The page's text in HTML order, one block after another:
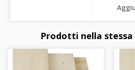
Prodotti nella